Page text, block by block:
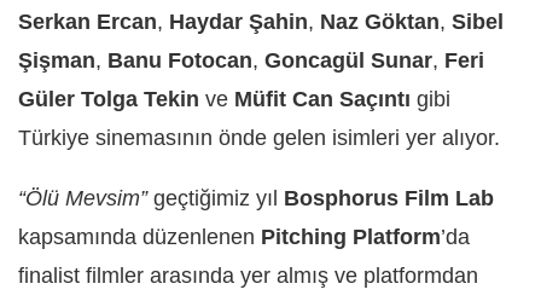
Serkan Ercan, Haydar Şahin, Naz Göktan, Sibel
Şişman, Banu Fotocan, Goncagül Sunar, Feri
Güler Tolga Tekin ve Müfit Can Saçıntı gibi
Türkiye sinemasının önde gelen isimleri yer alıyor.
“Ölü Mevsim”geçtiğimiz yıl Bosphorus Film Lab
kapsamında düzenlenen Pitching Platform’da
finalist filmler arasında yer almış ve platformdan